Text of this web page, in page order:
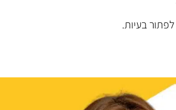
בעיות.